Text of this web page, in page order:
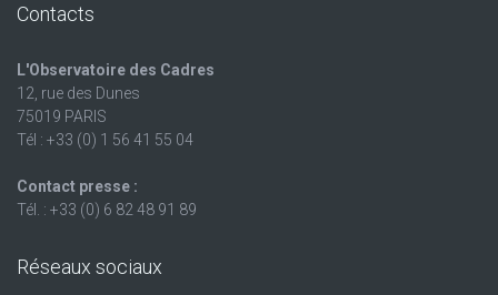
Contacts
L'Observatoire des Cadres
12, rue des Dunes
75019 PARIS
Tél : +33 (0) 1 56 41 55 04
Contact presse :
Tél. : +33 (0) 6 82 48 91 89
Réseaux sociaux